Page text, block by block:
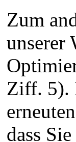
Zum
unserer
Ziff. 5).
dass